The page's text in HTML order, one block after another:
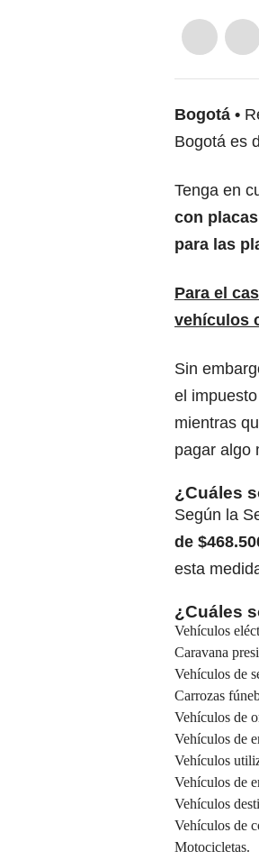
Bogotá
Bogotá es
Tenga en
con
para las
Para el
vehículos
Sin
el
mientras
pagar algo
¿Cuáles
Según la
de
esta
¿Cuáles
Vehículos
Caravana
Vehículos de
Carrozas
Vehículos de
Vehículos de
Vehículos
Vehículos de
Vehículos
Vehículos de
Motocicletas.